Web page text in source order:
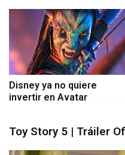
Disney ya no quiere
invertir en Avatar
Toy Story 5 | Tráiler